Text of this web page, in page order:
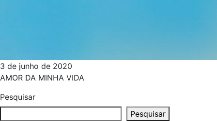
3 de junho de 2020
AMOR DA MINHA VIDA
Pesquisar
Pesquisar